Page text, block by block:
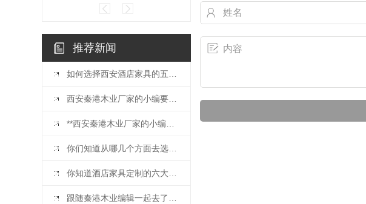
推荐新闻
如何选择西安酒店家具的五个方面考虑？
西安秦港木业厂家的小编要给大家分享的是办公桌椅挑选的注意事项，快来学习吧。
**西安秦港木业厂家的小编给大家介绍选择办公室家具的要点有哪些
你们知道从哪几个方面去选择办公家具的厂家呢？你GET 到了吗！
你知道酒店家具定制的六大原则吗？**小编带你去了解！
跟随秦港木业编辑一起去了解下银行办公家具绿色环保趋势吧